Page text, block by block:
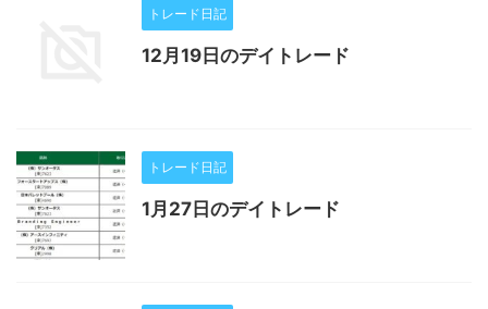
トレード日記
12月19日のデイトレード
トレード日記
1月27日のデイトレード